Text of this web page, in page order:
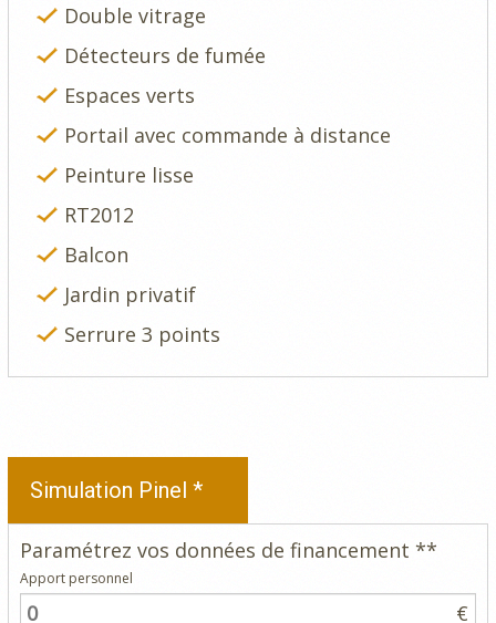
Double vitrage
Détecteurs de fumée
Espaces verts
Portail avec commande à distance
Peinture lisse
RT2012
Balcon
Jardin privatif
Serrure 3 points
Simulation Pinel *
Paramétrez vos données de financement **
Apport personnel
€